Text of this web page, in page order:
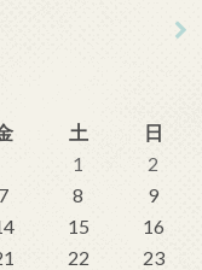
土
日
1
2
7 8
9
15
16
22
23